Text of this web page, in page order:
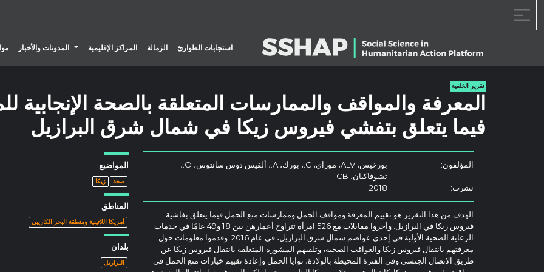
استجابات الطوارئ الزمالة المراكز الإقليمية
تبديل القائمة المنسدلة
المدونات والأخبار
تقرير الخلفية
المعرفة والمواقف والممارسات المتعلقة بالصحة الإنجابية
فيما يتعلق بتفشي فيروس زيكا في شمال شرق البرازيل
المؤلفون:
بورخيس، ALV، موراي، C.، بورك، A.، ألفيس دوس سانتوس، O.،
تشوفاكيان، CB
نشرت:
2018
الهدف من هذا التقرير هو تقييم المعرفة ومواقف الحمل وممارسات منع الحمل فيما يتعلق بفاشية
فيروس زيكا في البرازيل. وأجروا مقابلات مع 526 امرأة تتراوح أعمارهن بين 18 و49 عامًا في خدمات
الرعاية الصحية الأولية في إحدى عواصم شمال شرق البرازيل، في عام 2016. وقدموا معلومات حول
معرفتهم بانتقال فيروس زيكا والعواقب الصحية، وتلقيهم المشورة المتعلقة بانتقال فيروس زيكا عن
طريق الاتصال الجنسي وفي الفترة المحيطة بالولادة، نوايا الحمل وإعادة تقييم خيارات منع الحمل في
المواضيع
صحة زيكا
المناطق
أمريكا اللاتينية ومنطقة البحر الكاريبي
بلدان
البرازيل